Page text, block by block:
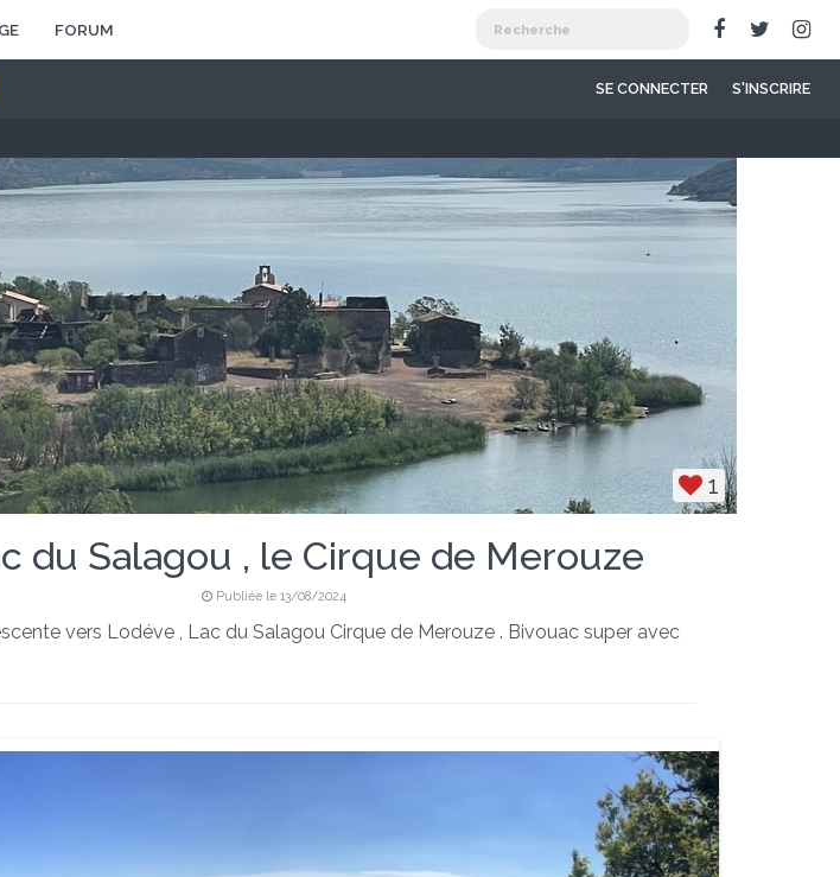
FORUM
SE CONNECTER S'INSCRIRE
1
du Salagou , le Cirque de Merouze
Publiée le 13/08/2024
vers Lodéve , Lac du Salagou Cirque de Merouze . Bivouac super avec